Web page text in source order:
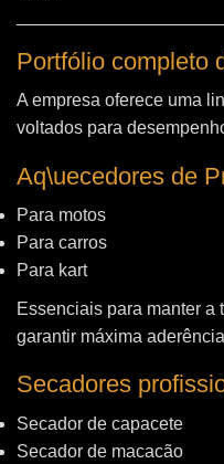
Portfólio completo
A empresa oferece uma
voltados para
Aq\uecedores de
Para motos
Para carros
Para kart
Essenciais para manter a
garantir máxima
Secadores
Secador de capacete
Secador de macacão